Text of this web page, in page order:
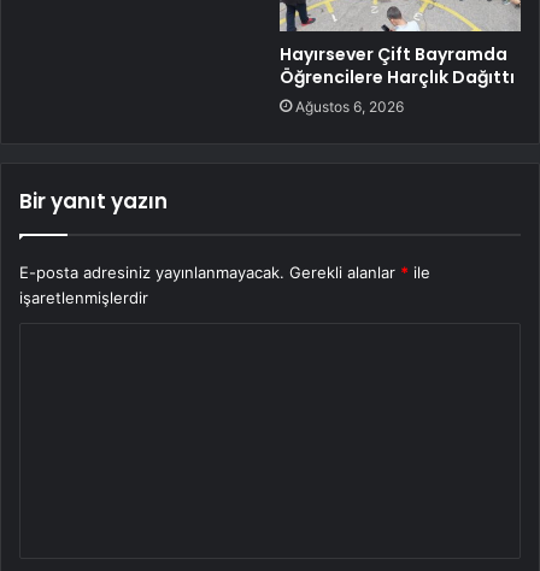
Hayırsever Çift Bayramda
Öğrencilere Harçlık Dağıttı
Ağustos 6, 2026
Bir yanıt yazın
E-posta adresiniz yayınlanmayacak. Gerekli alanlar * ile
işaretlenmişlerdir